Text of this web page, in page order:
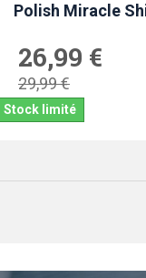
Polish Miracle
26,99 €
29,99 €
Stock limité